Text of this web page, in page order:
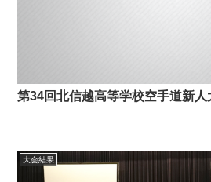
第34回北信越高等学校空手道新人
大会結果